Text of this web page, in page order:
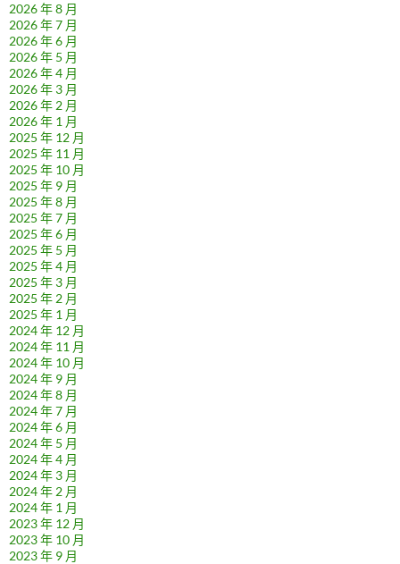
2026 年 8 月
2026 年 7 月
2026 年 6 月
2026 年 5 月
2026 年 4 月
2026 年 3 月
2026 年 2 月
2026 年 1 月
2025 年 12 月
2025 年 11 月
2025 年 10 月
2025 年 9 月
2025 年 8 月
2025 年 7 月
2025 年 6 月
2025 年 5 月
2025 年 4 月
2025 年 3 月
2025 年 2 月
2025 年 1 月
2024 年 12 月
2024 年 11 月
2024 年 10 月
2024 年 9 月
2024 年 8 月
2024 年 7 月
2024 年 6 月
2024 年 5 月
2024 年 4 月
2024 年 3 月
2024 年 2 月
2024 年 1 月
2023 年 12 月
2023 年 10 月
2023 年 9 月